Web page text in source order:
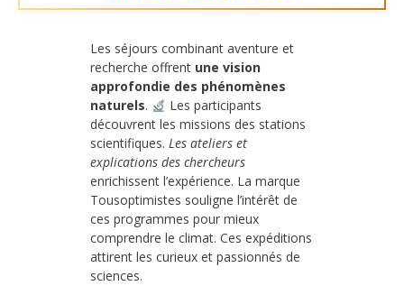
Les séjours combinant aventure et
recherche offrent une vision
approfondie des phénomènes
naturels.
Les participants
découvrent les missions des stations
scientifiques. Les ateliers et
explications des chercheurs
enrichissent l’expérience. La marque
Tousoptimistes souligne l’intérêt de
ces programmes pour mieux
comprendre le climat. Ces expéditions
attirent les curieux et passionnés de
sciences.